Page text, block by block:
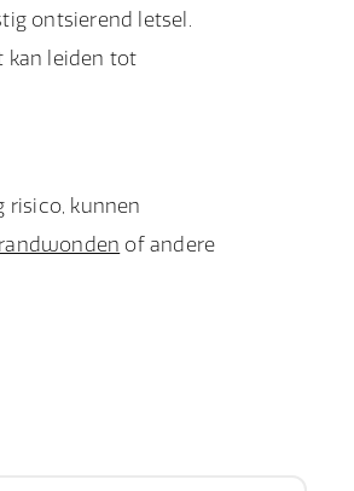
ontsierend letsel.
kan leiden tot
risico, kunnen
of andere